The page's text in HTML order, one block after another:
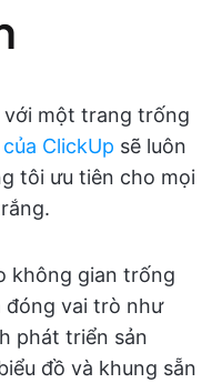
với một trang trống
ClickUp sẽ luôn
tôi ưu tiên cho mọi
không gian trống
đóng vai trò như
phát triển sản
đồ và khung sẵn